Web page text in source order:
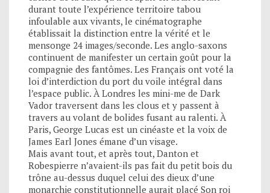
durant toute l’expérience territoire tabou
infoulable aux vivants, le cinématographe
établissait la distinction entre la vérité et le
mensonge 24 images/seconde. Les anglo-saxons
continuent de manifester un certain goût pour la
compagnie des fantômes. Les Français ont voté la
loi d’interdiction du port du voile intégral dans
l’espace public. À Londres les mini-me de Dark
Vador traversent dans les clous et y passent à
travers au volant de bolides fusant au ralenti. À
Paris, George Lucas est un cinéaste et la voix de
James Earl Jones émane d’un visage.
Mais avant tout, et après tout, Danton et
Robespierre n’avaient-ils pas fait du petit bois du
trône au-dessus duquel celui des dieux d’une
monarchie constitutionnelle aurait placé Son roi